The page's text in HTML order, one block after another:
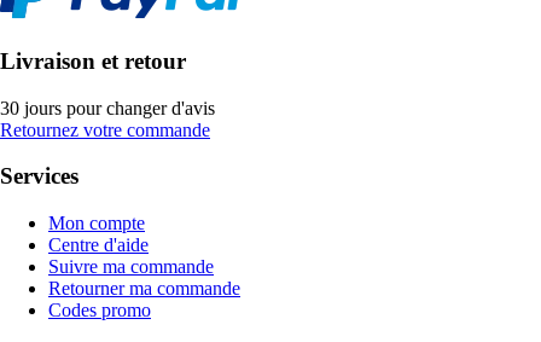
Livraison et retour
30 jours pour changer d'avis
Retournez votre commande
Services
Mon compte
Centre d'aide
Suivre ma commande
Retourner ma commande
Codes promo